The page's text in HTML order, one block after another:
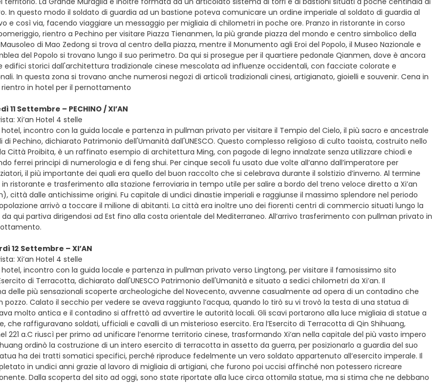
In questo modo il soldato di guardia ad un bastione poteva comunicare un ordine imperiale al soldato di guardia al
e così via, facendo viaggiare un messaggio per migliaia di chilometri in poche ore. Pranzo in ristorante in corso
rientro a Pechino per visitare Piazza Tienanmen, la più grande piazza del mondo e centro simbolico della
di Mao Zedong si trova al centro della piazza, mentre il Monumento agli Eroi del Popolo, il Museo Nazionale e
del Popolo si trovano lungo il suo perimetro. Da qui si prosegue per il quartiere pedonale Qianmen, dove è ancora
edifici storici dall'architettura tradizionale cinese mescolata ad influenze occidentali, con facciate colorate e
In questa zona si trovano anche numerosi negozi di articoli tradizionali cinesi, artigianato, gioielli e souvenir. Cena in
in hotel per il pernottamento
11 Settembre – PECHINO / XI’AN
Xi’an Hotel 4 stelle
incontro con la guida locale e partenza in pullman privato per visitare il Tempio del Cielo, il più sacro e ancestrale
Pechino, dichiarato Patrimonio dell'Umanità dall'UNESCO. Questo complesso religioso di culto taoista, costruito nello
Città Proibita, è un raffinato esempio di architettura Ming, con pagode di legno innalzate senza utilizzare chiodi e
ferrei principi di numerologia e di feng shui. Per cinque secoli fu usato due volte all’anno dall’imperatore per
il più importante dei quali era quello del buon raccolto che si celebrava durante il solstizio d’inverno. Al termine
in ristorante e trasferimento alla stazione ferroviaria in tempo utile per salire a bordo del treno veloce diretto a Xi’an
città dalle antichissime origini. Fu capitale di undici dinastie imperiali e raggiunse il massimo splendore nel periodo
arrivò a toccare il milione di abitanti. La città era inoltre uno dei fiorenti centri di commercio situati lungo la
da qui partiva dirigendosi ad Est fino alla costa orientale del Mediterraneo. All’arrivo trasferimento con pullman privato in
12 Settembre – XI’AN
Xi’an Hotel 4 stelle
incontro con la guida locale e partenza in pullman privato verso Lingtong, per visitare il famosissimo sito
di Terracotta, dichiarato dall'UNESCO Patrimonio dell'Umanità e situato a sedici chilometri da Xi’an. Il
delle più sensazionali scoperte archeologiche del Novecento, avvenne casualmente ad opera di un contadino che
pozzo. Calato il secchio per vedere se aveva raggiunto l’acqua, quando lo tirò su vi trovò la testa di una statua di
molto antica e il contadino si affrettò ad avvertire le autorità locali. Gli scavi portarono alla luce migliaia di statue a
che raffiguravano soldati, ufficiali e cavalli di un misterioso esercito. Era l’Esercito di Terracotta di Qin Shihuang,
221 a.C riuscì per primo ad unificare l’enorme territorio cinese, trasformando Xi’an nella capitale del più vasto impero
ordinò la costruzione di un intero esercito di terracotta in assetto da guerra, per posizionarlo a guardia del suo
ha dei tratti somatici specifici, perché riproduce fedelmente un vero soldato appartenuto all’esercito imperale. Il
in undici anni grazie al lavoro di migliaia di artigiani, che furono poi uccisi affinché non potessero ricreare
Dalla scoperta del sito ad oggi, sono state riportate alla luce circa ottomila statue, ma si stima che ne debbano